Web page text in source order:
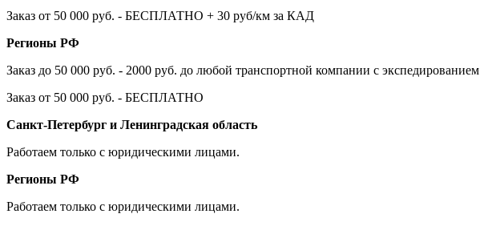
Заказ от 50 000 руб. - БЕСПЛАТНО + 30 руб/км за КАД
Регионы РФ
Заказ до 50 000 руб. - 2000 руб. до любой транспортной компании с экспедированием
Заказ от 50 000 руб. - БЕСПЛАТНО
Санкт-Петербург и Ленинградская область
Работаем только с юридическими лицами.
Регионы РФ
Работаем только с юридическими лицами.